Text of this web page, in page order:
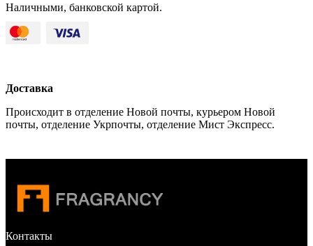
Наличными, банковской картой.
Доставка
Происходит в отделение Новой почты, курьером Новой
почты, отделение Укрпочты, отделение Мист Экспресс.
Контакты